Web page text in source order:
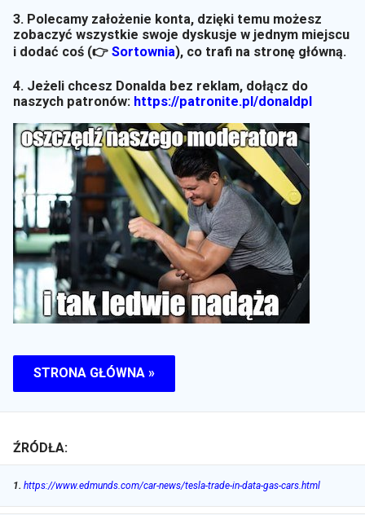
3. Polecamy założenie konta, dzięki temu możesz
zobaczyć wszystkie swoje dyskusje w jednym miejscu
i dodać coś (👉 Sortownia), co trafi na stronę główną.
4. Jeżeli chcesz Donalda bez reklam, dołącz do
naszych patronów: https://patronite.pl/donaldpl
STRONA GŁÓWNA »
ŹRÓDŁA:
1. https://www.edmunds.com/car-news/tesla-trade-in-data-gas-cars.html